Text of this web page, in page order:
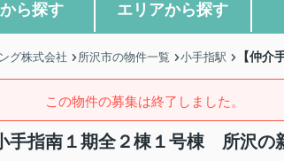
ら探す エリアから探す
グ株式会社 所沢市の物件一覧 小手指駅 【仲
この物件の募集は終了しました。
手指南１期全２棟１号棟 所沢の